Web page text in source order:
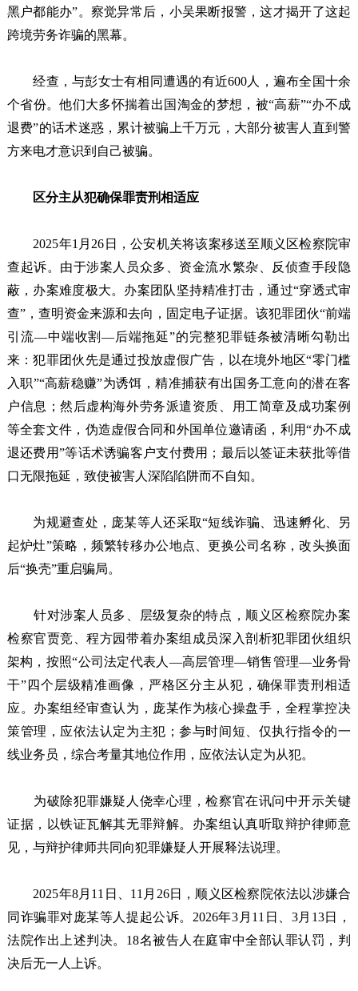
黑户都能办”。察觉异常后，小吴果断报警，这才揭开了这起
跨境劳务诈骗的黑幕。
经查，与彭女士有相同遭遇的有近600人，遍布全国十余
个省份。他们大多怀揣着出国淘金的梦想，被“高薪”“办不成
退费”的话术迷惑，累计被骗上千万元，大部分被害人直到警
方来电才意识到自己被骗。
区分主从犯确保罪责刑相适应
2025年1月26日，公安机关将该案移送至顺义区检察院审
查起诉。由于涉案人员众多、资金流水繁杂、反侦查手段隐
蔽，办案难度极大。办案团队坚持精准打击，通过“穿透式审
查”，查明资金来源和去向，固定电子证据。该犯罪团伙“前端
引流—中端收割—后端拖延”的完整犯罪链条被清晰勾勒出
来：犯罪团伙先是通过投放虚假广告，以在境外地区“零门槛
入职”“高薪稳赚”为诱饵，精准捕获有出国务工意向的潜在客
户信息；然后虚构海外劳务派遣资质、用工简章及成功案例
等全套文件，伪造虚假合同和外国单位邀请函，利用“办不成
退还费用”等话术诱骗客户支付费用；最后以签证未获批等借
口无限拖延，致使被害人深陷陷阱而不自知。
为规避查处，庞某等人还采取“短线诈骗、迅速孵化、另
起炉灶”策略，频繁转移办公地点、更换公司名称，改头换面
后“换壳”重启骗局。
针对涉案人员多、层级复杂的特点，顺义区检察院办案
检察官贾竞、程方园带着办案组成员深入剖析犯罪团伙组织
架构，按照“公司法定代表人—高层管理—销售管理—业务骨
干”四个层级精准画像，严格区分主从犯，确保罪责刑相适
应。办案组经审查认为，庞某作为核心操盘手，全程掌控决
策管理，应依法认定为主犯；参与时间短、仅执行指令的一
线业务员，综合考量其地位作用，应依法认定为从犯。
为破除犯罪嫌疑人侥幸心理，检察官在讯问中开示关键
证据，以铁证瓦解其无罪辩解。办案组认真听取辩护律师意
见，与辩护律师共同向犯罪嫌疑人开展释法说理。
2025年8月11日、11月26日，顺义区检察院依法以涉嫌合
同诈骗罪对庞某等人提起公诉。2026年3月11日、3月13日，
法院作出上述判决。18名被告人在庭审中全部认罪认罚，判
决后无一人上诉。